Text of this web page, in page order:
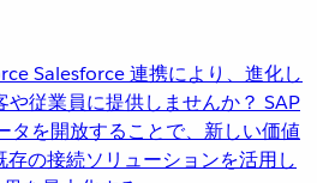
Salesforce 連携により、進化し
従業員に提供しませんか？ SAP
タを開放することで、新しい価値
存の接続ソリューションを活用し